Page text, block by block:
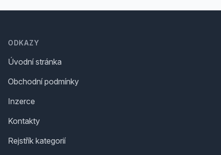
ODKAZY
Úvodní stránka
Obchodní podmínky
Inzerce
Kontakty
Rejstřík kategorií